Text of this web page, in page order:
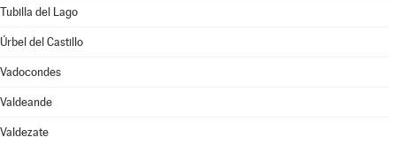
Tubilla del Lago
Úrbel del Castillo
Vadocondes
Valdeande
Valdezate